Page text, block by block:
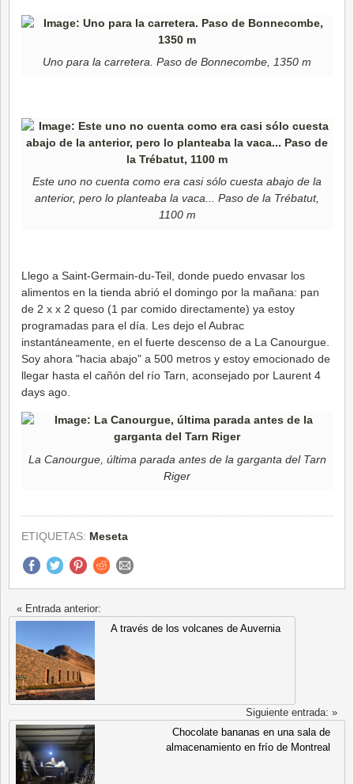
Uno para la carretera. Paso de Bonnecombe, 1350 m
Este uno no cuenta como era casi sólo cuesta abajo de la
anterior, pero lo planteaba la vaca... Paso de la Trébatut,
1100 m
Llego a Saint-Germain-du-Teil, donde puedo envasar los
alimentos en la tienda abrió el domingo por la mañana: pan
de 2 x x 2 queso (1 par comido directamente) ya estoy
programadas para el día. Les dejo el Aubrac
instantáneamente, en el fuerte descenso de a La Canourgue.
Soy ahora "hacia abajo" a 500 metros y estoy emocionado de
llegar hasta el cañón del río Tarn, aconsejado por Laurent 4
days ago.
La Canourgue, última parada antes de la garganta del Tarn
Riger
ETIQUETAS: Meseta
« Entrada anterior:
A través de los volcanes de Auvernia
Siguiente entrada: »
Chocolate bananas en una sala de
almacenamiento en frío de Montreal